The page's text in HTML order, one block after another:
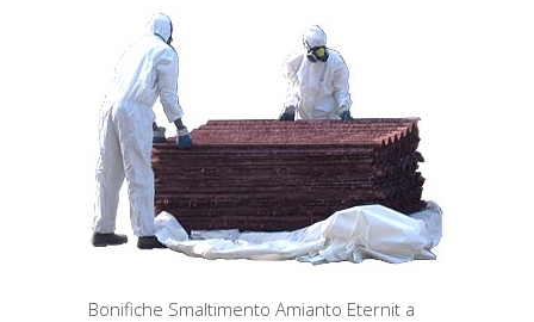
Bonifiche Smaltimento Amianto Eternit a